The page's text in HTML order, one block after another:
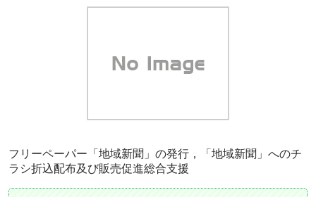
フリーペーパー「地域新聞」の発行，「地域新聞」へのチ
ラシ折込配布及び販売促進総合支援